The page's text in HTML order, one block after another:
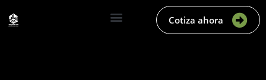
Cotiza ahora